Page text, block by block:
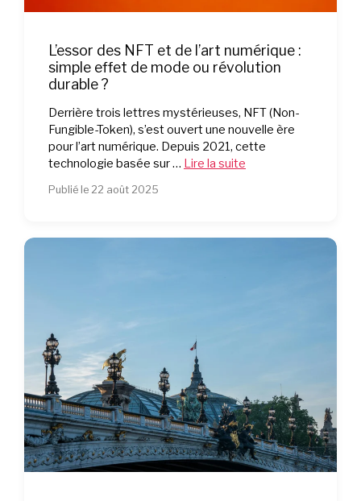
L’essor des NFT et de l’art numérique :
simple effet de mode ou révolution
durable ?
Derrière trois lettres mystérieuses, NFT (Non-
Fungible-Token), s’est ouvert une nouvelle ère
pour l’art numérique. Depuis 2021, cette
technologie basée sur … Lire la suite
Publié le 22 août 2025